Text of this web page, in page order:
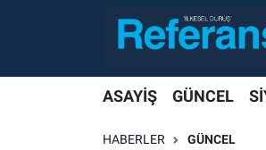
ASAYİŞ GÜNCEL
HABERLER GÜNCEL